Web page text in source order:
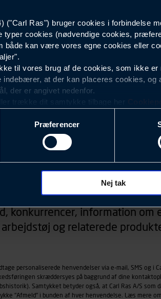
("Carl Ras") bruger cookies i forbindelse
typer cookies (nødvendige cookies,
både kan være vores egne cookies eller
til vores brug af de cookies, som ikke
indebærer, at der kan placeres cookies, og
der er angivet nedenfor.
trække dit samtykke tilbage her
med det formål at optimere design,
analyser af, hvilke oplysninger der er
hvad der klikkes på, sider/indhold der
(computer, smartphone mv.) samt de
sig på. Til dette formål behandles der
af vores platforme (hjemmeside og app),
browsertype, søgeord, IP-
der anvendes.
Præferencer
Nej tak
Herre
Nyhedsbrev
konkurrencer, information
arbejdstøj og relaterede
personaliserede henvendelser via e-mail, SMS og i
skræddersyes på baggrund af dine
Samtykket betyder også, at Carl Ras A/S
"Afmeld" i bunden af hver henvendelse. Læs mere